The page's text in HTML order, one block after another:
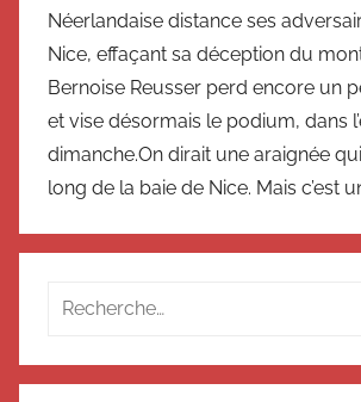
Néerlandaise distance ses
Nice, effaçant sa déception du
Bernoise Reusser perd encore un
et vise désormais le podium, dans
dimanche.On dirait une araignée
long de la baie de Nice. Mais c’est
Recherche
: